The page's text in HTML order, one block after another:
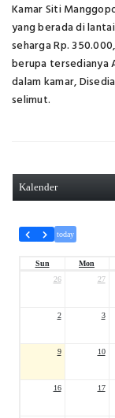
Kamar Siti
yang berada di
seharga Rp.
berupa tersedianya
dalam kamar,
selimut.